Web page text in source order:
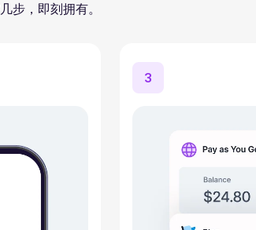
步，即刻拥有。
3